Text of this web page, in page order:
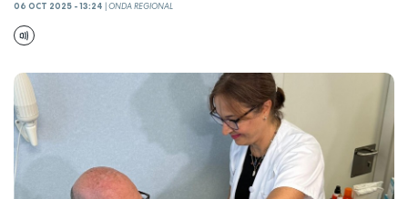
06 OCT 2025 - 13:24 ONDA REGIONAL